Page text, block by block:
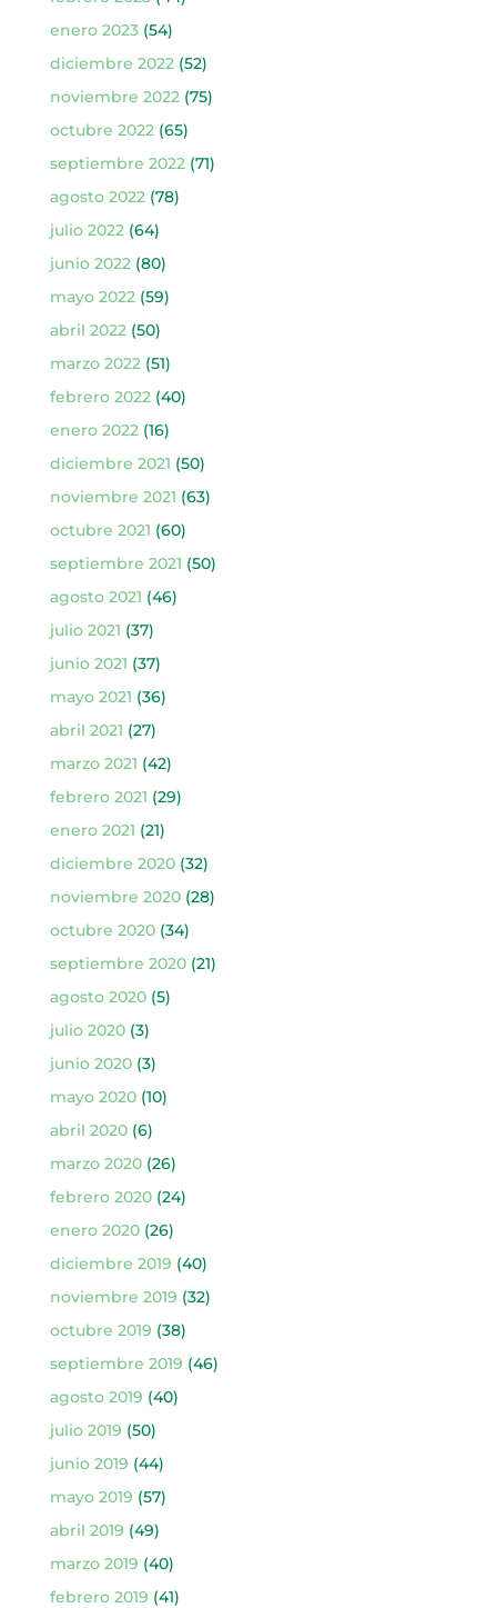
enero 2023(54)
diciembre 2022(52)
noviembre 2022(75)
octubre 2022(65)
septiembre 2022(71)
agosto 2022(78)
julio 2022(64)
junio 2022(80)
mayo 2022(59)
abril 2022(50)
marzo 2022(51)
febrero 2022(40)
enero 2022(16)
diciembre 2021 (50)
noviembre 2021 (63)
octubre 2021 (60)
septiembre 2021 (50)
agosto 2021 (46)
julio 2021 (37)
junio 2021 (37)
mayo 2021 (36)
abril 2021 (27)
marzo 2021 (42)
febrero 2021 (29)
enero 2021 (21)
diciembre 2020(32)
noviembre 2020(28)
octubre 2020(34)
septiembre 2020(21)
agosto 2020(5)
julio 2020(3)
junio 2020(3)
mayo 2020(10)
abril 2020(6)
marzo 2020(26)
febrero 2020(24)
enero 2020(26)
diciembre 2019 (40)
noviembre 2019 (32)
octubre 2019 (38)
septiembre 2019 (46)
agosto 2019 (40)
julio 2019 (50)
junio 2019 (44)
mayo 2019 (57)
abril 2019 (49)
marzo 2019 (40)
febrero 2019 (41)